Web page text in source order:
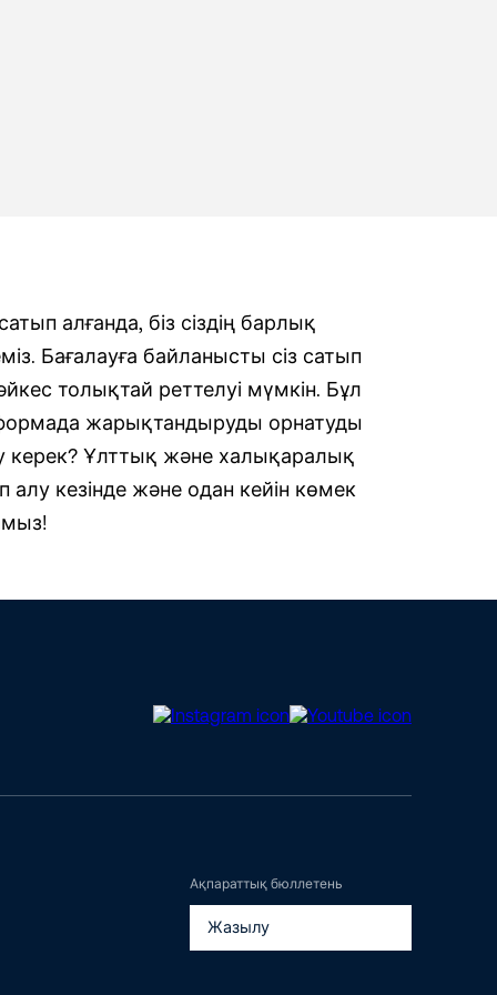
алғанда, біз сіздің барлық
Бағалауға байланысты сіз сатып
толықтай реттелуі мүмкін. Бұл
жарықтандыруды орнатуды
керек? Ұлттық және халықаралық
кезінде және одан кейін көмек
Ақпараттық бюллетень
Жазылу